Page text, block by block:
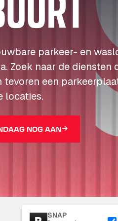
parkeer- en
Zoek naar de diensten
tevoren een
locaties.
NOG AAN
SNAP